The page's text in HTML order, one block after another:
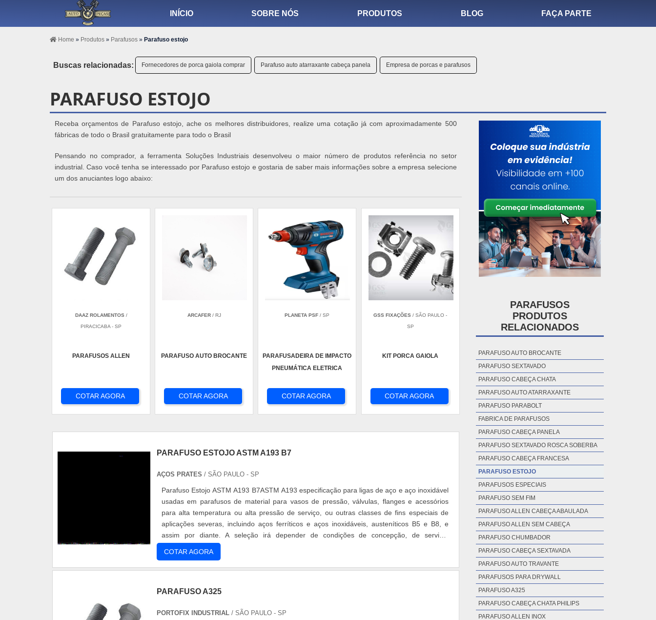
INÍCIO SOBRE NÓS PRODUTOS BLOG FAÇA PARTE
Home » Produtos » Parafusos » Parafuso estojo
Buscas relacionadas: Fornecedores de porca gaiola comprar Parafuso auto atarraxante cabeça panela Empresa de porcas e parafusos
PARAFUSO ESTOJO
Receba orçamentos de Parafuso estojo, ache os melhores distribuidores, realize uma cotação já com aproximadamente 500
fábricas de todo o Brasil gratuitamente para todo o Brasil
Pensando no comprador, a ferramenta Soluções Industriais desenvolveu o maior número de produtos referência no setor
industrial. Caso você tenha se interessado por Parafuso estojo e gostaria de saber mais informações sobre a empresa selecione
um dos anuciantes logo abaixo:
DAAZ ROLAMENTOS/
PIRACICABA - SP
PARAFUSOS ALLEN
COTAR AGORA
ARCAFER/ RJ
PARAFUSO AUTO BROCANTE
COTAR AGORA
PLANETA PSF / SP
PARAFUSADEIRA DE IMPACTO
PNEUMÁTICA ELETRICA
COTAR AGORA
GSS FIXAÇÕES / SÃO PAULO -
SP
KIT PORCA GAIOLA
COTAR AGORA
PARAFUSO ESTOJO ASTM A193 B7
AÇOS PRATES / SÃO PAULO - SP
Parafuso Estojo ASTM A193 B7ASTM A193 especificação para ligas de aço e aço inoxidável
usadas em parafusos de material para vasos de pressão, válvulas, flanges e acessórios
para alta temperatura ou alta pressão de serviço, ou outras classes de fins especiais de
aplicações severas, incluindo aços ferríticos e aços inoxidáveis, austeníticos B5 e B8, e
assim por diante. A seleção irá depender de condições de concepção, de serviço,
propriedades me...
COTAR AGORA
PARAFUSO A325
PORTOFIX INDUSTRIAL / SÃO PAULO - SP
PARAFUSOS
PRODUTOS
RELACIONADOS
PARAFUSO AUTO BROCANTE
PARAFUSO SEXTAVADO
PARAFUSO CABEÇA CHATA
PARAFUSO AUTO ATARRAXANTE
PARAFUSO PARABOLT
FABRICA DE PARAFUSOS
PARAFUSO CABEÇA PANELA
PARAFUSO SEXTAVADO ROSCA SOBERBA
PARAFUSO CABEÇA FRANCESA
PARAFUSO ESTOJO
PARAFUSOS ESPECIAIS
PARAFUSO SEM FIM
PARAFUSO ALLEN CABEÇA ABAULADA
PARAFUSO ALLEN SEM CABEÇA
PARAFUSO CHUMBADOR
PARAFUSO CABEÇA SEXTAVADA
PARAFUSO AUTO TRAVANTE
PARAFUSOS PARA DRYWALL
PARAFUSO A325
PARAFUSO CABEÇA CHATA PHILIPS
PARAFUSO ALLEN INOX